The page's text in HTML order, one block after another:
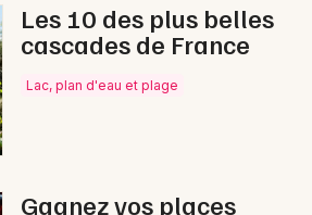
Les 10 des plus belles
cascades de France
Lac, plan d'eau et plage
Gagnez vos places